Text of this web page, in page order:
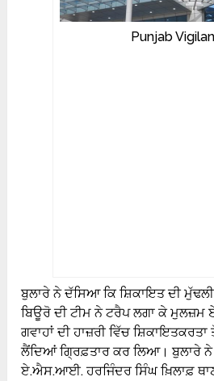
Punjab
ਬੁਲਾਰੇ ਨੇ ਦੱਸਿਆ ਕਿ ਸ਼ਿਕਾਇਤ ਦੀ
ਬਿਊਰੋ ਦੀ ਟੀਮ ਨੇ ਟਰੈਪ ਲਗਾ ਕੇ
ਗਵਾਹਾਂ ਦੀ ਹਾਜ਼ਰੀ ਵਿੱਚ
ਲੈਂਦਿਆਂ ਗ੍ਰਿਫ਼ਤਾਰ ਕਰ ਲਿਆ। ਬੁਲਾਰੇ
ਏ.ਐਸ.ਆਈ. ਹਰਜਿੰਦਰ ਸਿੰਘ ਖ਼ਿਲਾਫ਼